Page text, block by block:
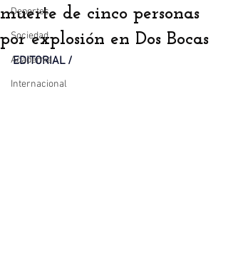
Deportes
Sociedad
Academia
Internacional
muerte de cinco personas
por explosión en Dos Bocas
EDITORIAL /